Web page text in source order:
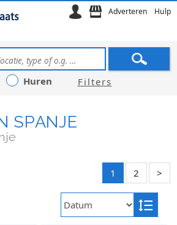
Adverteren Hulp
Huren Filters
SPANJE
1 2 >